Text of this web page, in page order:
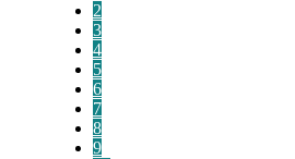
2
3
4
5
6
7
8
9